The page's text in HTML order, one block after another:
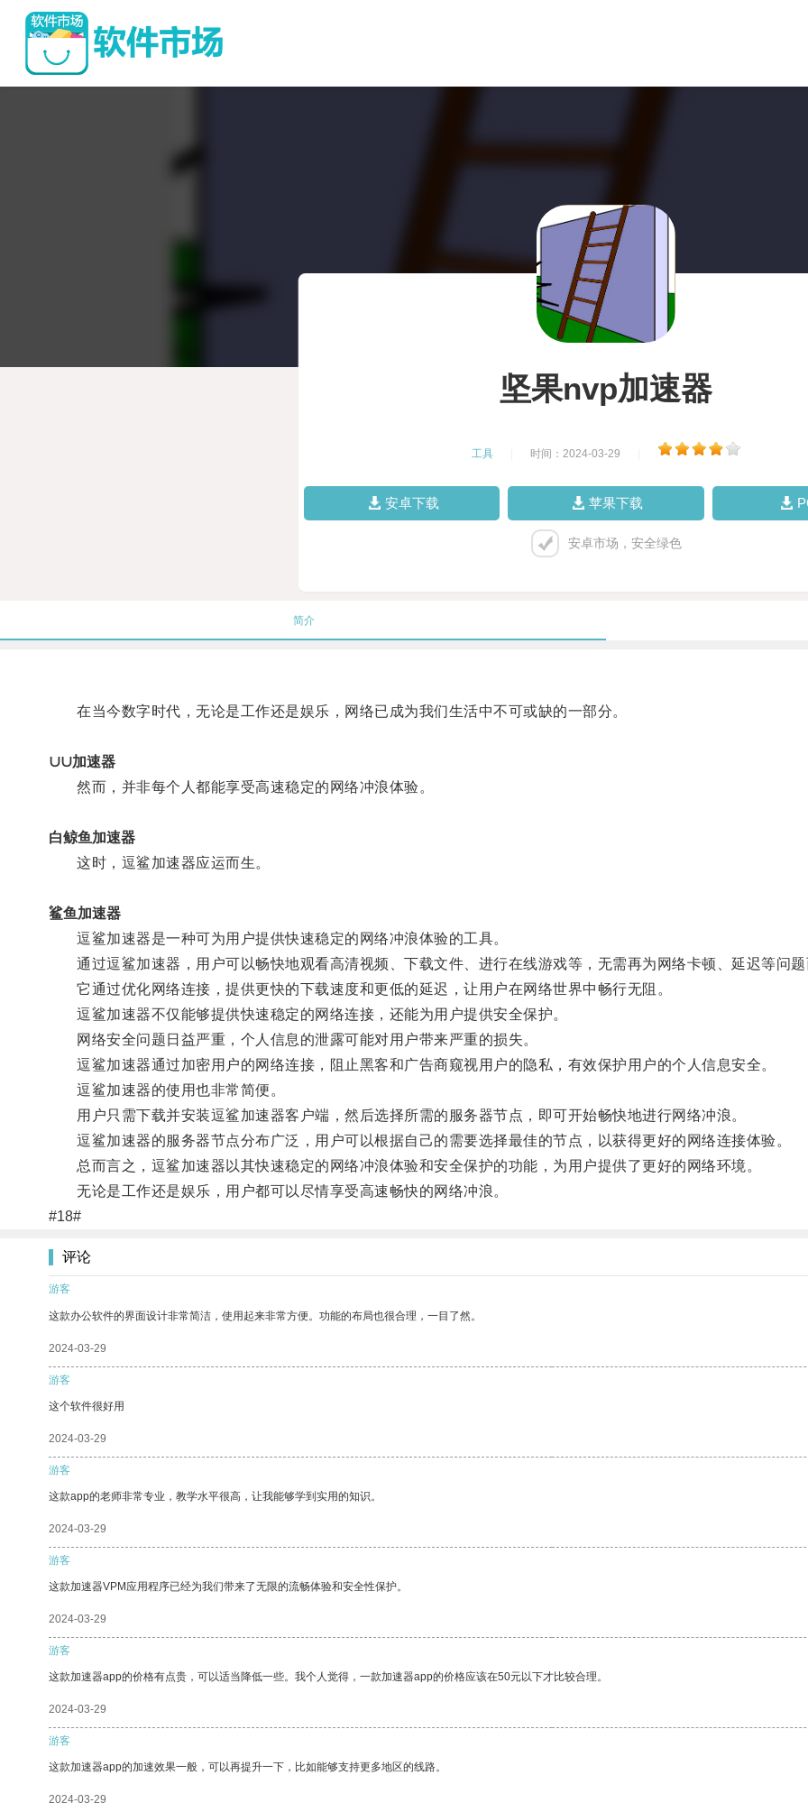
坚果nvp加速器
工具 时间：2024-03-29
安卓下载 苹果下载
安卓市场，安全绿色
简介
在当今数字时代，无论是工作还是娱乐，网络已成为我们生活中不可或缺的一部分。
∪∪加速器
然而，并非每个人都能享受高速稳定的网络冲浪体验。
白鲸鱼加速器
这时，逗鲨加速器应运而生。
鲨鱼加速器
逗鲨加速器是一种可为用户提供快速稳定的网络冲浪体验的工具。
通过逗鲨加速器，用户可以畅快地观看高清视频、下载文件、进行在线游戏等，无需再为网络卡顿、延迟等问
它通过优化网络连接，提供更快的下载速度和更低的延迟，让用户在网络世界中畅行无阻。
逗鲨加速器不仅能够提供快速稳定的网络连接，还能为用户提供安全保护。
网络安全问题日益严重，个人信息的泄露可能对用户带来严重的损失。
逗鲨加速器通过加密用户的网络连接，阻止黑客和广告商窥视用户的隐私，有效保护用户的个人信息安全。
逗鲨加速器的使用也非常简便。
用户只需下载并安装逗鲨加速器客户端，然后选择所需的服务器节点，即可开始畅快地进行网络冲浪。
逗鲨加速器的服务器节点分布广泛，用户可以根据自己的需要选择最佳的节点，以获得更好的网络连接体验。
总而言之，逗鲨加速器以其快速稳定的网络冲浪体验和安全保护的功能，为用户提供了更好的网络环境。
无论是工作还是娱乐，用户都可以尽情享受高速畅快的网络冲浪。
#18#
评论
游客
这款办公软件的界面设计非常简洁，使用起来非常方便。功能的布局也很合理，一目了然。
2024-03-29
游客
这个软件很好用
2024-03-29
游客
这款app的老师非常专业，教学水平很高，让我能够学到实用的知识。
2024-03-29
游客
这款加速器VPM应用程序已经为我们带来了无限的流畅体验和安全性保护。
2024-03-29
游客
这款加速器app的价格有点贵，可以适当降低一些。我个人觉得，一款加速器app的价格应该在50元以下才比较合理。
2024-03-29
游客
这款加速器app的加速效果一般，可以再提升一下，比如能够支持更多地区的线路。
2024-03-29